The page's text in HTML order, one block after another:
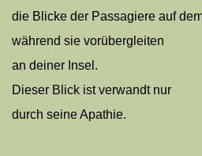
die Blicke der Passagiere auf
während sie vorübergleiten
an deiner Insel.
Dieser Blick ist verwandt nur
durch seine Apathie.